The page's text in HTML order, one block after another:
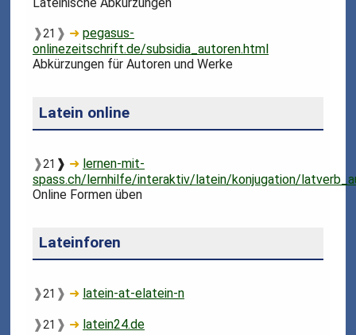
❱21 ❱ ➜pegasus-
onlinezeitschrift.de/subsidia_autoren.html
Abkürzungen für Autoren und Werke
Latein online
❱21 ❱ ➜ lernen-mit-
spass.ch/lernhilfe/interaktiv/latein/konjugation/
Online Formen üben
Lateinforen
❱21 ❱ ➜ latein-at-elatein-n
❱21 ❱ ➜ latein24.de